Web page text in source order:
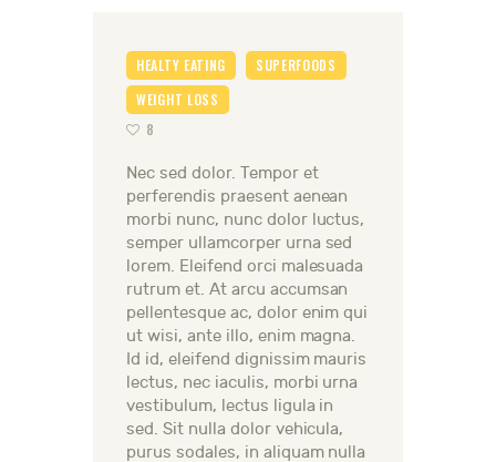
HEALTY EATING
SUPERFOODS
WEIGHT LOSS
8
Nec sed dolor. Tempor et
perferendis praesent aenean
morbi nunc, nunc dolor luctus,
semper ullamcorper urna sed
lorem. Eleifend orci malesuada
rutrum et. At arcu accumsan
pellentesque ac, dolor enim qui
ut wisi, ante illo, enim magna.
Id id, eleifend dignissim mauris
lectus, nec iaculis, morbi urna
vestibulum, lectus ligula in
sed. Sit nulla dolor vehicula,
purus sodales, in aliquam nulla